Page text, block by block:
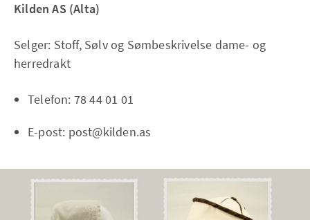
Kilden AS (Alta)
Selger: Stoff, Sølv og Sømbeskrivelse dame- og
herredrakt
Telefon: 78 44 01 01
E-post: post@kilden.as